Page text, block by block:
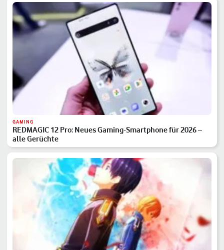
GAMING
REDMAGIC 12 Pro: Neues Gaming-Smartphone für 2026 –
alle Gerüchte